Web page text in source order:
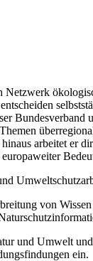
Bundesverband
arbeitet er
von
und Umwelt
ein.